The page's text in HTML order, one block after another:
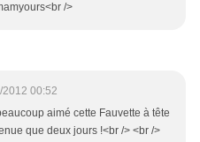
/>
2012 00:52
aimé cette Fauvette à tête
que deux jours !<br /> <br />